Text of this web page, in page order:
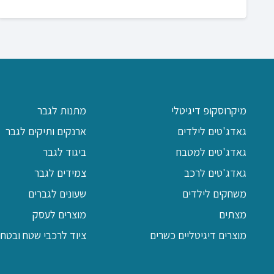
מיקרוסקופ דיגיטלי
גאדג'טים לילדים
גאדג'טים למטבח
גאדג'טים לרכב
משחקים לילדים
מצתים
מוצרים דיגיטליים כשרים
מתנות לגבר
ארנקים ותיקים לגבר
ביגוד לגבר
צמידים לגבר
שעונים לגברים
מוצרים לעסק
ציוד לרכבי שטח